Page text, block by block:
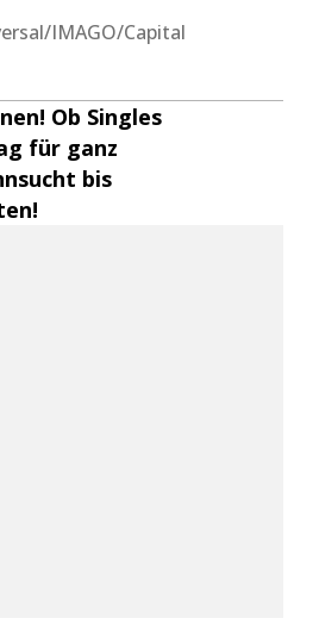
IMAGO/Capital
Ob Singles
für ganz
bis